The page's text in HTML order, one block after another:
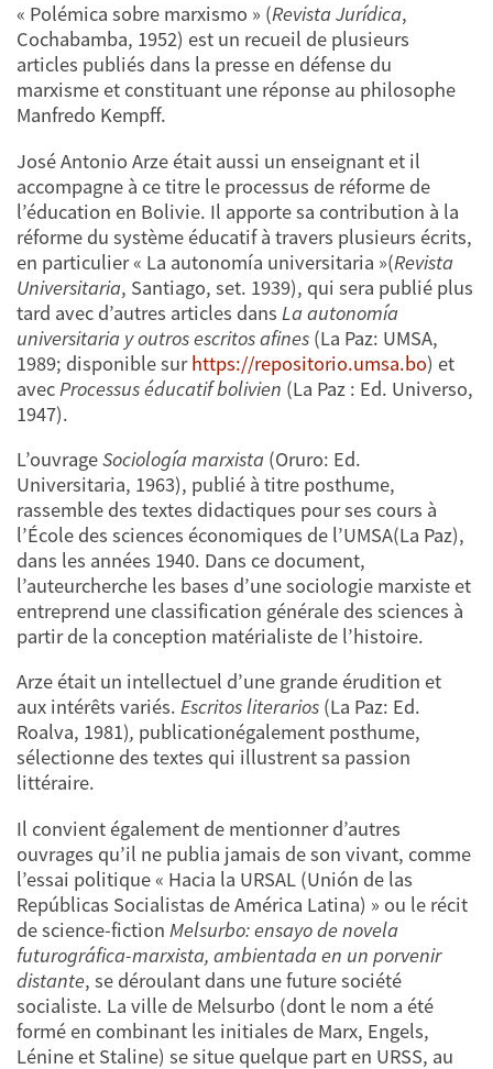
« Polémica sobre marxismo » (Revista Jurídica,
Cochabamba, 1952) est un recueil de plusieurs
articles publiés dans la presse en défense du
marxisme et constituant une réponse au philosophe
Manfredo Kempff.
José Antonio Arze était aussi un enseignant et il
accompagne à ce titre le processus de réforme de
l’éducation en Bolivie. Il apporte sa contribution à la
réforme du système éducatif à travers plusieurs écrits,
en particulier « La autonomía universitaria »(Revista
Universitaria, Santiago, set. 1939), qui sera publié plus
tard avec d’autres articles dans La autonomía
universitaria y outros escritos afines (La Paz: UMSA,
1989; disponible surhttps://repositorio.umsa.bo) et
avecProcessus éducatif bolivien (La Paz : Ed. Universo,
1947).
L’ouvrageSociología marxista (Oruro: Ed.
Universitaria, 1963), publié à titre posthume,
rassemble des textes didactiques pour ses cours à
l’École des sciences économiques de l’UMSA(La Paz),
dans les années 1940. Dans ce document,
l’auteurcherche les bases d’une sociologie marxiste et
entreprend une classification générale des sciences à
partir de la conception matérialiste de l’histoire.
Arze était un intellectuel d’une grande érudition et
aux intérêts variés. Escritos literarios (La Paz: Ed.
Roalva, 1981), publicationégalement posthume,
sélectionne des textes qui illustrent sa passion
littéraire.
Il convient également de mentionner d’autres
ouvrages qu’il ne publia jamais de son vivant, comme
l’essai politique « Hacia la URSAL (Unión de las
Repúblicas Socialistas de América Latina) » ou le récit
de science-fiction Melsurbo: ensayo de novela
futurográfica-marxista, ambientada en un porvenir
distante, se déroulant dans une future société
socialiste. La ville de Melsurbo (dont le nom a été
formé en combinant les initiales de Marx, Engels,
Lénine et Staline) se situe quelque part en URSS, au